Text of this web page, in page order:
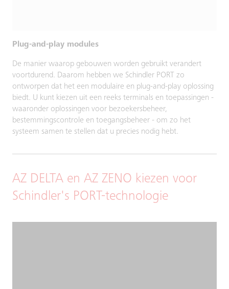
Plug-and-play modules
De manier waarop gebouwen worden gebruikt verandert
voortdurend. Daarom hebben we Schindler PORT zo
ontworpen dat het een modulaire en plug-and-play oplossing
biedt. U kunt kiezen uit een reeks terminals en toepassingen -
waaronder oplossingen voor bezoekersbeheer,
bestemmingscontrole en toegangsbeheer - om zo het
systeem samen te stellen dat u precies nodig hebt.
AZ DELTA en AZ ZENO kiezen voor
Schindler's PORT-technologie